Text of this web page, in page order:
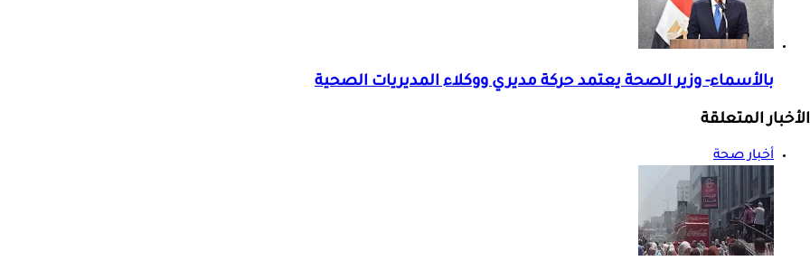
بالأسماء- وزير الصحة يعتمد حركة مديري ووكلاء المديريات الصحية
الأخبار المتعلقة
أخبار صحة